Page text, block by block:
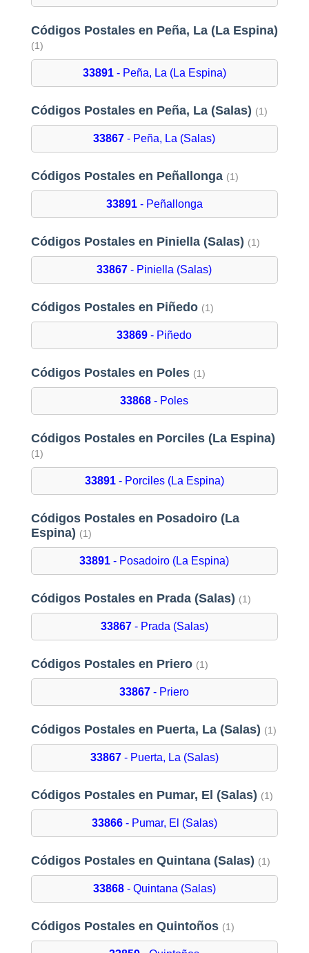
Códigos Postales en Peña, La (La Espina)
(1)
33891- Peña, La (La Espina)
Códigos Postales en Peña, La (Salas) (1)
33867 - Peña, La (Salas)
Códigos Postales en Peñallonga (1)
33891- Peñallonga
Códigos Postales en Piniella (Salas) (1)
33867 - Piniella (Salas)
Códigos Postales en Piñedo (1)
33869 - Piñedo
Códigos Postales en Poles (1)
33868 - Poles
Códigos Postales en Porciles (La Espina)
(1)
33891- Porciles (La Espina)
Códigos Postales en Posadoiro (La
Espina) (1)
33891 - Posadoiro (La Espina)
Códigos Postales en Prada (Salas) (1)
33867- Prada (Salas)
Códigos Postales en Priero (1)
33867 - Priero
Códigos Postales en Puerta, La (Salas) (1)
33867- Puerta, La (Salas)
Códigos Postales en Pumar, El (Salas) (1)
33866- Pumar, El (Salas)
Códigos Postales en Quintana (Salas) (1)
33868- Quintana (Salas)
Códigos Postales en Quintoños (1)